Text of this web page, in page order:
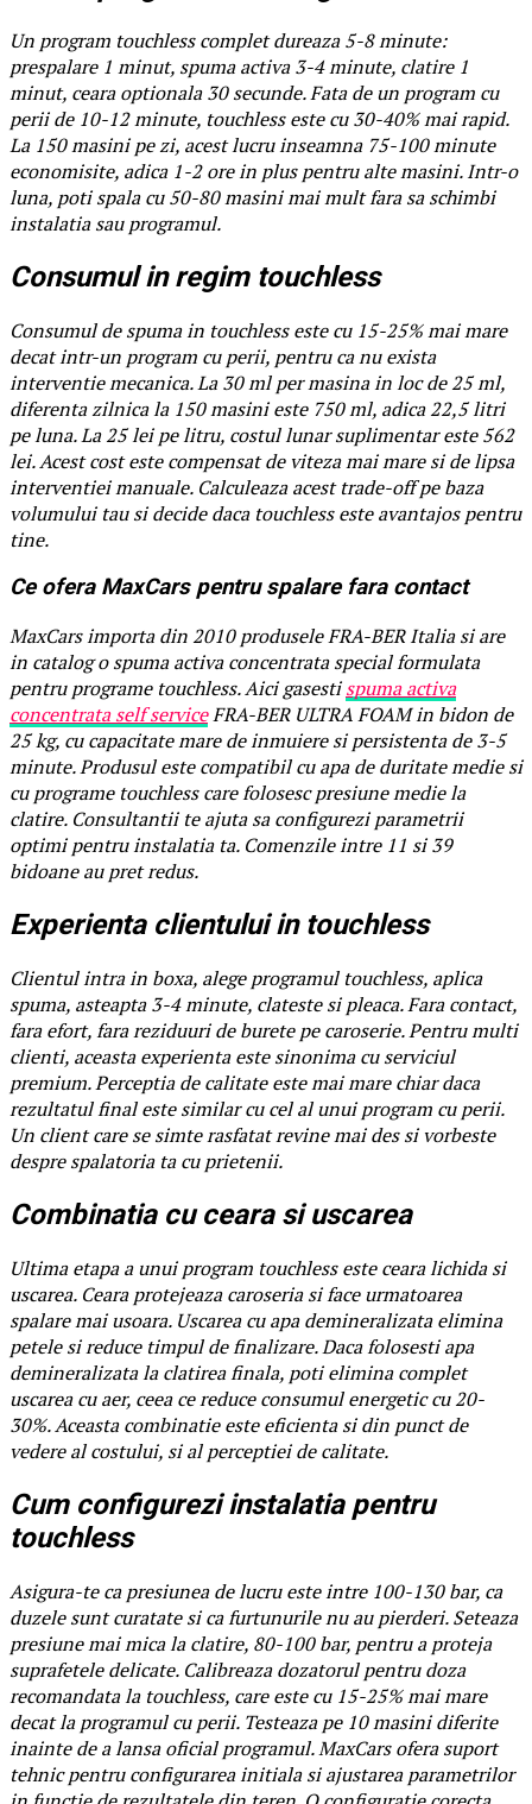
Un program touchless complet dureaza 5-8 minute:
prespalare 1 minut, spuma activa 3-4 minute, clatire 1
minut, ceara optionala 30 secunde. Fata de un program cu
perii de 10-12 minute, touchless este cu 30-40% mai rapid.
La 150 masini pe zi, acest lucru inseamna 75-100 minute
economisite, adica 1-2 ore in plus pentru alte masini. Intr-o
luna, poti spala cu 50-80 masini mai mult fara sa schimbi
instalatia sau programul.
Consumul in regim touchless
Consumul de spuma in touchless este cu 15-25% mai mare
decat intr-un program cu perii, pentru ca nu exista
interventie mecanica. La 30 ml per masina in loc de 25 ml,
diferenta zilnica la 150 masini este 750 ml, adica 22,5 litri
pe luna. La 25 lei pe litru, costul lunar suplimentar este 562
lei. Acest cost este compensat de viteza mai mare si de lipsa
interventiei manuale. Calculeaza acest trade-off pe baza
volumului tau si decide daca touchless este avantajos pentru
tine.
Ce ofera MaxCars pentru spalare fara contact
MaxCars importa din 2010 produsele FRA-BER Italia si are
in catalog o spuma activa concentrata special formulata
pentru programe touchless. Aici gasestispuma activa
concentrata self serviceFRA-BER ULTRA FOAM in bidon de
25 kg, cu capacitate mare de inmuiere si persistenta de 3-5
minute. Produsul este compatibil cu apa de duritate medie si
cu programe touchless care folosesc presiune medie la
clatire. Consultantii te ajuta sa configurezi parametrii
optimi pentru instalatia ta. Comenzile intre 11 si 39
bidoane au pret redus.
Experienta clientului in touchless
Clientul intra in boxa, alege programul touchless, aplica
spuma, asteapta 3-4 minute, clateste si pleaca. Fara contact,
fara efort, fara reziduuri de burete pe caroserie. Pentru multi
clienti, aceasta experienta este sinonima cu serviciul
premium. Perceptia de calitate este mai mare chiar daca
rezultatul final este similar cu cel al unui program cu perii.
Un client care se simte rasfatat revine mai des si vorbeste
despre spalatoria ta cu prietenii.
Combinatia cu ceara si uscarea
Ultima etapa a unui program touchless este ceara lichida si
uscarea. Ceara protejeaza caroseria si face urmatoarea
spalare mai usoara. Uscarea cu apa demineralizata elimina
petele si reduce timpul de finalizare. Daca folosesti apa
demineralizata la clatirea finala, poti elimina complet
uscarea cu aer, ceea ce reduce consumul energetic cu 20-
30%. Aceasta combinatie este eficienta si din punct de
vedere al costului, si al perceptiei de calitate.
Cum configurezi instalatia pentru
touchless
Asigura-te ca presiunea de lucru este intre 100-130 bar, ca
duzele sunt curatate si ca furtunurile nu au pierderi. Seteaza
presiune mai mica la clatire, 80-100 bar, pentru a proteja
suprafetele delicate. Calibreaza dozatorul pentru doza
recomandata la touchless, care este cu 15-25% mai mare
decat la programul cu perii. Testeaza pe 10 masini diferite
inainte de a lansa oficial programul. MaxCars ofera suport
tehnic pentru configurarea initiala si ajustarea parametrilor